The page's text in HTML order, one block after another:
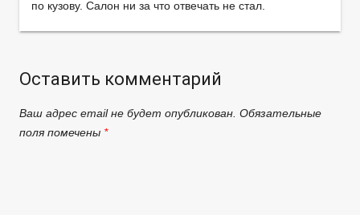
по кузову. Салон ни за что отвечать не стал.
Оставить комментарий
Ваш адрес email не будет опубликован. Обязательные
поля помечены *